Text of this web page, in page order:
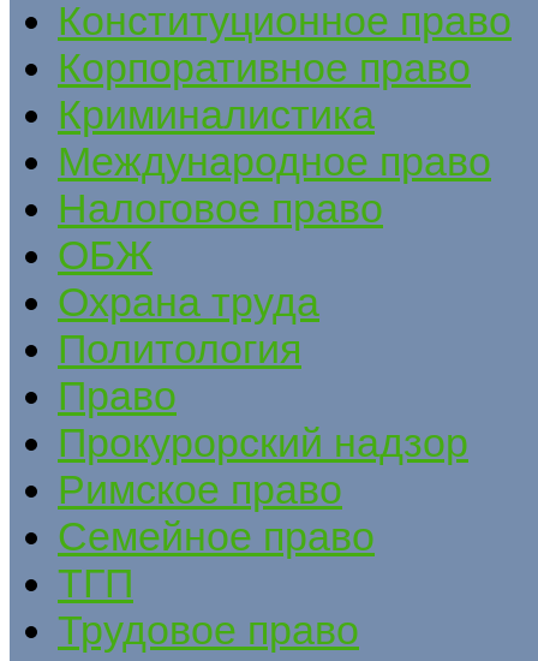
Конституционное право
Корпоративное право
Криминалистика
Международное право
Налоговое право
ОБЖ
Охрана труда
Политология
Право
Прокурорский надзор
Римское право
Семейное право
ТГП
Трудовое право